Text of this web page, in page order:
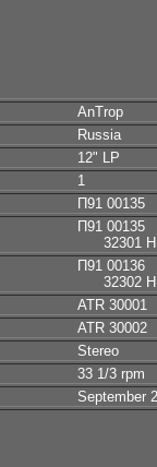
AnTrop
Russia
12" LP
1
П91 00135
П91 00135
32301 H
П91 00136
32302 H
ATR
ATR
Stereo
33 1/3 rpm
September